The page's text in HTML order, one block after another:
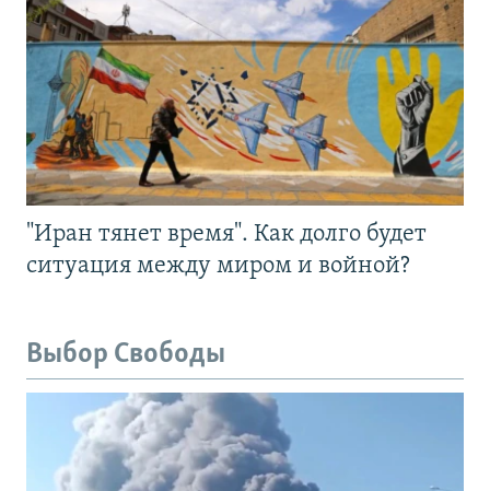
"Иран тянет время". Как долго будет
ситуация между миром и войной?
Выбор Свободы